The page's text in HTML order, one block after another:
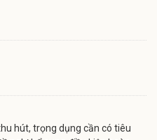
hút, trọng dụng cần có tiêu